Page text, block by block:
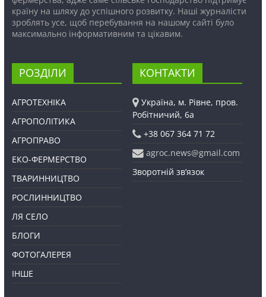
країну на шляху до успішного розвитку. Наші журналісти
зроблять усе, щоб перебування на нашому сайті було
максимально інформативним та цікавим.
РОЗДІЛИ
АГРОТЕХНІКА
АГРОПОЛІТИКА
АГРОПРАВО
ЕКО-ФЕРМЕРСТВО
ТВАРИННИЦТВО
РОСЛИННИЦТВО
ЛЯ СЕЛО
БЛОГИ
ФОТОГАЛЕРЕЯ
ІНШЕ
КОНТАКТИ
Україна, м. Рівне, пров.
Робітничий, 6а
+38 067 364 71 72
agroc.news@gmail.com
Зворотній зв’язок